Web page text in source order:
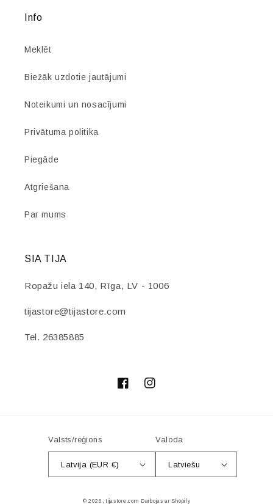
Info
Meklēt
Biežāk uzdotie jautājumi
Noteikumi un nosacījumi
Privātuma politika
Piegāde
Atgriešana
Par mums
SIA TIJA
Ropažu iela 140, Rīga, LV - 1006
tijastore@tijastore.com
Tel. 26385885
FacebookInstagram
Valsts/reģions
Latvija (EUR €)
Valoda
Latviešu
© 2026,tijastore.com Darbojas ar Shopify